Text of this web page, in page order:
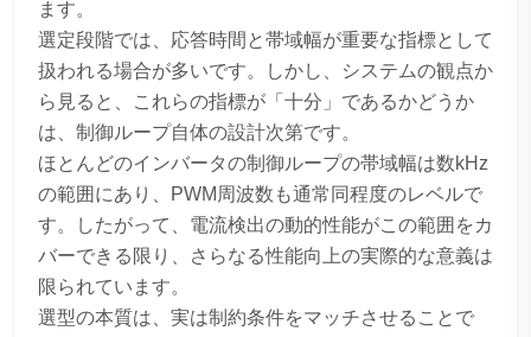
ます。
選定段階では、応答時間と帯域幅が重要な指標として
扱われる場合が多いです。しかし、システムの観点か
ら見ると、これらの指標が「十分」であるかどうか
は、制御ループ自体の設計次第です。
ほとんどのインバータの制御ループの帯域幅は数kHz
の範囲にあり、PWM周波数も通常同程度のレベルで
す。したがって、電流検出の動的性能がこの範囲をカ
バーできる限り、さらなる性能向上の実際的な意義は
限られています。
選型の本質は、実は制約条件をマッチさせることで